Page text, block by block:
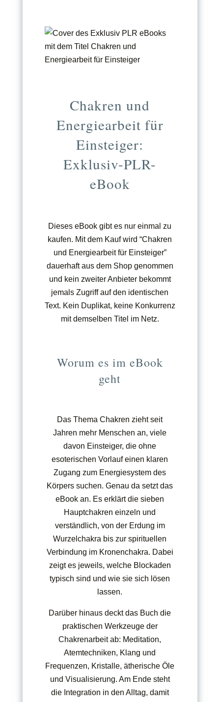
Chakren und
Energiearbeit für
Einsteiger:
Exklusiv-PLR-
eBook
Dieses eBook gibt es nur einmal zu
kaufen. Mit dem Kauf wird “Chakren
und Energiearbeit für Einsteiger”
dauerhaft aus dem Shop genommen
und kein zweiter Anbieter bekommt
jemals Zugriff auf den identischen
Text. Kein Duplikat, keine Konkurrenz
mit demselben Titel im Netz.
Worum es im eBook
geht
Das Thema Chakren zieht seit
Jahren mehr Menschen an, viele
davon Einsteiger, die ohne
esoterischen Vorlauf einen klaren
Zugang zum Energiesystem des
Körpers suchen. Genau da setzt das
eBook an. Es erklärt die sieben
Hauptchakren einzeln und
verständlich, von der Erdung im
Wurzelchakra bis zur spirituellen
Verbindung im Kronenchakra. Dabei
zeigt es jeweils, welche Blockaden
typisch sind und wie sie sich lösen
lassen.
Darüber hinaus deckt das Buch die
praktischen Werkzeuge der
Chakrenarbeit ab: Meditation,
Atemtechniken, Klang und
Frequenzen, Kristalle, ätherische Öle
und Visualisierung. Am Ende steht
die Integration in den Alltag, damit